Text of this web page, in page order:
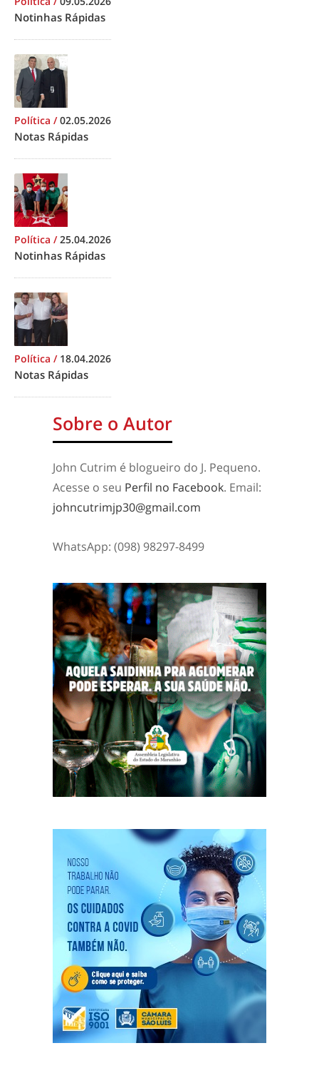
Notinhas Rápidas
Política /02.05.2026
Notas Rápidas
Política /25.04.2026
Notinhas Rápidas
Política / 18.04.2026
Notas Rápidas
Sobre o Autor
John Cutrim é blogueiro do J. Pequeno.
Acesse o seu Perfil no Facebook. Email:
johncutrimjp30@gmail.com
WhatsApp: (098) 98297-8499